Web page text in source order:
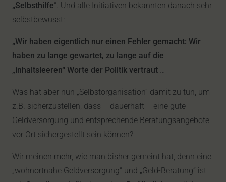
„Selbsthilfe“. Und alle Initiativen bekannten danach sehr
selbstbewusst:
„Wir haben eigentlich nur einen Fehler gemacht: Wir
haben zu lange gewartet, zu lange auf die
„inhaltsleeren“ Worte der Politik vertraut …
Was hat aber nun „Selbstorganisation“ damit zu tun, um
z.B. sicherzustellen, dass – dauerhaft – eine gute
Geldversorgung und entsprechende Beratungsangebote
vor Ort sichergestellt sein können?
Wir meinen mehr, wie man bisher gemeint hat, denn eine
„wohnortnahe Geldversorgung“ und „Geld-Beratung“ ist